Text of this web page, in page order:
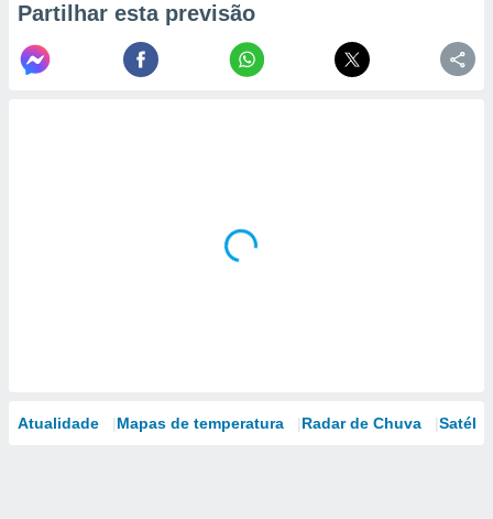
Partilhar esta previsão
Atualidade Mapas de temperatura Radar de Chuva